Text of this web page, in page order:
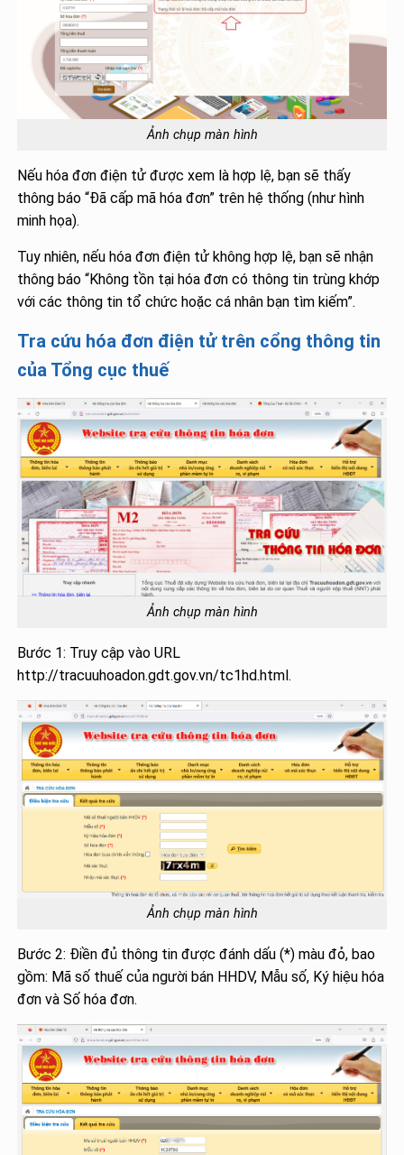
Ảnh chụp màn hình
Nếu hóa đơn điện tử được xem là hợp lệ, bạn sẽ thấy
thông báo “Đã cấp mã hóa đơn” trên hệ thống (như hình
minh họa).
Tuy nhiên, nếu hóa đơn điện tử không hợp lệ, bạn sẽ nhận
thông báo “Không tồn tại hóa đơn có thông tin trùng khớp
với các thông tin tổ chức hoặc cá nhân bạn tìm kiếm”.
Tra cứu hóa đơn điện tử trên cổng thông tin
của Tổng cục thuế
Ảnh chụp màn hình
Bước 1: Truy cập vào URL
http://tracuuhoadon.gdt.gov.vn/tc1hd.html.
Ảnh chụp màn hình
Bước 2: Điền đủ thông tin được đánh dấu (*) màu đỏ, bao
gồm: Mã số thuế của người bán HHDV, Mẫu số, Ký hiệu hóa
đơn và Số hóa đơn.